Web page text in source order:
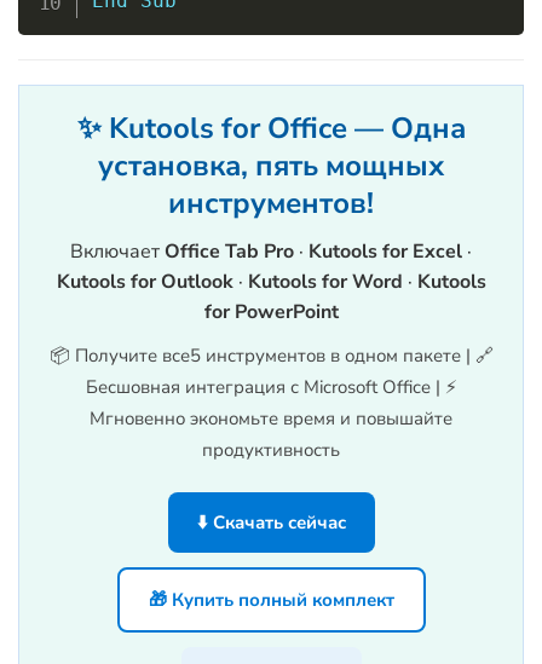
✨ Kutools for Office — Одна
установка, пять мощных
инструментов!
ВключаетOffice Tab Pro · Kutools for Excel ·
Kutools for Outlook· Kutools for Word · Kutools
for PowerPoint
📦 Получите все5 инструментов в одном пакете | 🔗
Бесшовная интеграция с Microsoft Office | ⚡
Мгновенно экономьте время и повышайте
продуктивность
⬇️ Скачать сейчас
🎁 Купить полный комплект